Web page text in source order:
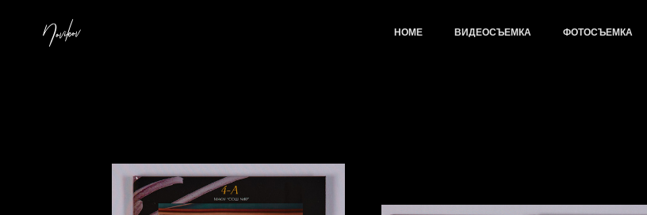
HOME ВИДЕОСЪЕМКА ФОТОСЪЕМКА